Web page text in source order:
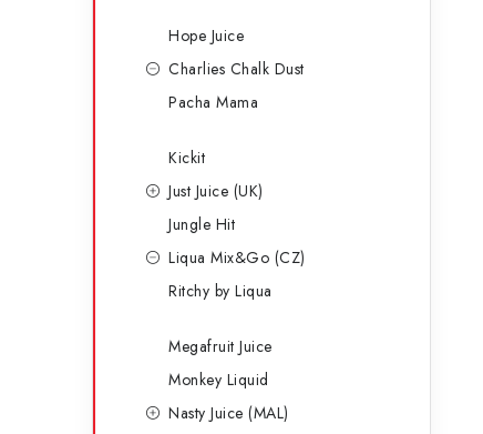
Hope Juice
Charlies Chalk Dust
Pacha Mama
Kickit
Just Juice (UK)
Jungle Hit
Liqua Mix&Go (CZ)
Ritchy by Liqua
Megafruit Juice
Monkey Liquid
Nasty Juice (MAL)